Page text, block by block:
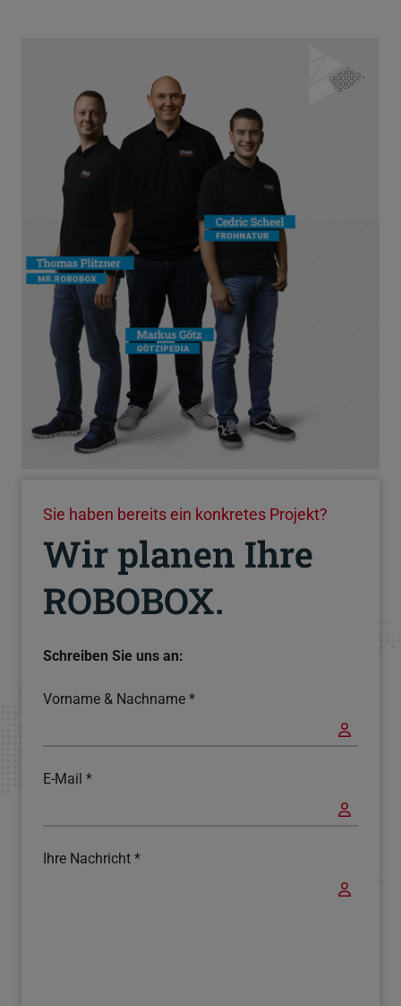
Sie haben bereits ein konkretes Projekt?
Wir planen Ihre
ROBOBOX.
Schreiben Sie uns an:
Vorname & Nachname *
E-Mail *
Ihre Nachricht *